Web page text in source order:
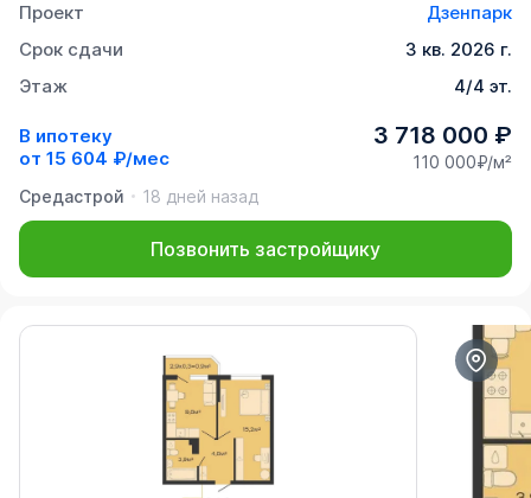
Проект
Дзенпарк
Срок сдачи
3 кв. 2026 г.
Этаж
4/4 эт.
В ипотеку
от 15 604 ₽/мес
3 718 000 ₽
110 000₽/м²
Средастрой
18 дней назад
Позвонить застройщику